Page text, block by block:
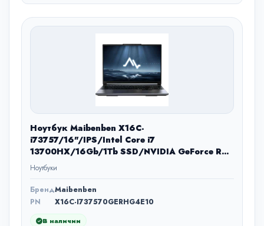
Ноутбук Maibenben X16C-
i73757/16"/IPS/Intel Core i7
13700HX/16Gb/1Tb SSD/NVIDIA GeForce RTX
5070 8Gb/Windows 11 Home/серый/2.28kg
Ноутбуки
БрендMaibenben
PN
X16C-I737570GERHG4E10
В наличии